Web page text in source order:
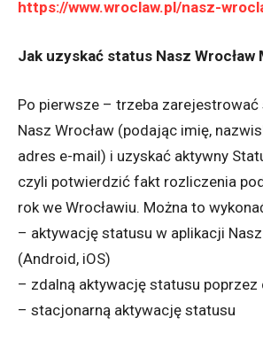
https://www.wroclaw.pl/nasz-
Jak uzyskać status Nasz Wrocław
Po pierwsze – trzeba
Nasz Wrocław (podając imię,
adres e-mail) i uzyskać aktywny
czyli potwierdzić fakt rozliczenia
rok we Wrocławiu. Można to
– aktywację statusu w aplikacji
(Android, iOS)
– zdalną aktywację statusu poprzez
– stacjonarną aktywację statusu